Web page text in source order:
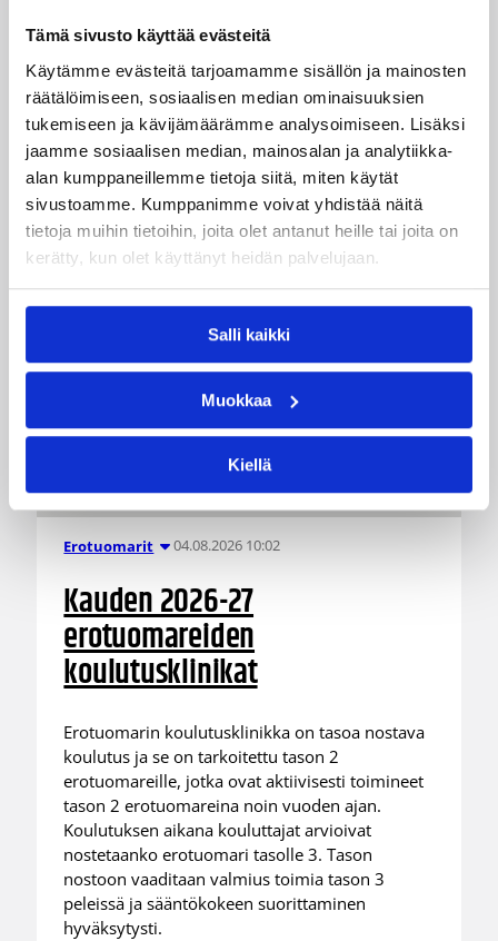
Tämä sivusto käyttää evästeitä
Käytämme evästeitä tarjoamamme sisällön ja mainosten
räätälöimiseen, sosiaalisen median ominaisuuksien
tukemiseen ja kävijämäärämme analysoimiseen. Lisäksi
jaamme sosiaalisen median, mainosalan ja analytiikka-
alan kumppaneillemme tietoja siitä, miten käytät
sivustoamme. Kumppanimme voivat yhdistää näitä
tietoja muihin tietoihin, joita olet antanut heille tai joita on
kerätty, kun olet käyttänyt heidän palvelujaan.
Salli kaikki
Muokkaa
Kiellä
Miljoona koria! -haaste alkaa
17.8.
Haaste tarjoaa seuroille valmiin konseptin
innostaa mukaan uusia pelaajia ja syventää
yhteistyötä koulujen kanssa.
Erotuomarit 04.08.2026 10:02
Kauden 2026-27
erotuomareiden
koulutusklinikat
Erotuomarin koulutusklinikka on tasoa nostava
koulutus ja se on tarkoitettu tason 2
erotuomareille, jotka ovat aktiivisesti toimineet
tason 2 erotuomareina noin vuoden ajan.
Koulutuksen aikana kouluttajat arvioivat
nostetaanko erotuomari tasolle 3. Tason
nostoon vaaditaan valmius toimia tason 3
peleissä ja sääntökokeen suorittaminen
hyväksytysti.